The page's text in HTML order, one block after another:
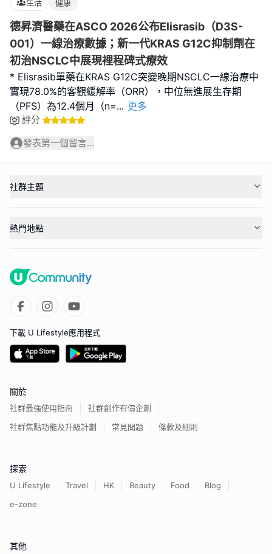
生活 健康
德昇濟醫藥在ASCO 2026公布Elisrasib（D3S-
001）一線治療數據；新一代KRAS G12C抑制劑在
初治NSCLC中展現裡程碑式療效
* Elisrasib單藥在KRAS G12C突變晚期NSCLC一線治療中
實現78.0%的客觀緩解率（ORR），中位無進展生存期
（PFS）為12.4個月（n=... 更多
評分
發表第一個留言...
社群主題
熱門地點
下載 U Lifestyle應用程式
關於
社群最強使用指南
社群創作有價企劃
社群焦點功能及升級計劃
常見問題 條款及細則
探索
U Lifestyle Travel HK Beauty Food
Blog
e-zone
其他